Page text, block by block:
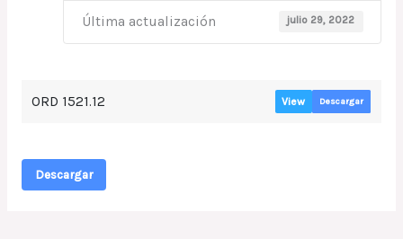
Última actualización julio 29, 2022
ORD 1521.12 View Descargar
Descargar